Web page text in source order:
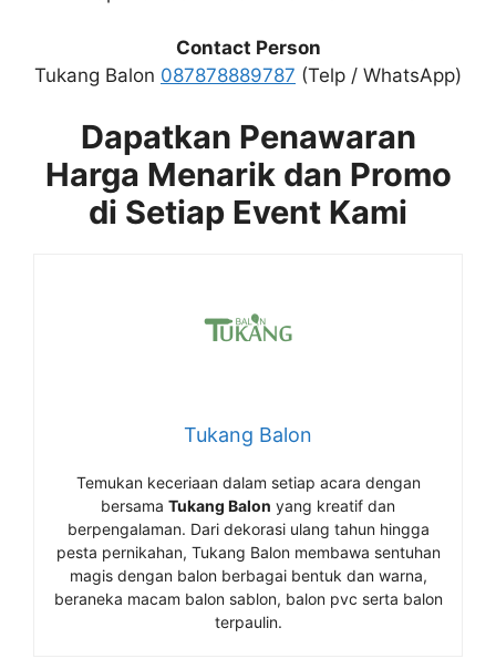
Contact Person
Tukang Balon 087878889787 (Telp / WhatsApp)
Dapatkan Penawaran
Harga Menarik dan Promo
di Setiap Event Kami
Tukang Balon
Temukan keceriaan dalam setiap acara dengan
bersama Tukang Balon yang kreatif dan
berpengalaman. Dari dekorasi ulang tahun hingga
pesta pernikahan, Tukang Balon membawa sentuhan
magis dengan balon berbagai bentuk dan warna,
beraneka macam balon sablon, balon pvc serta balon
terpaulin.